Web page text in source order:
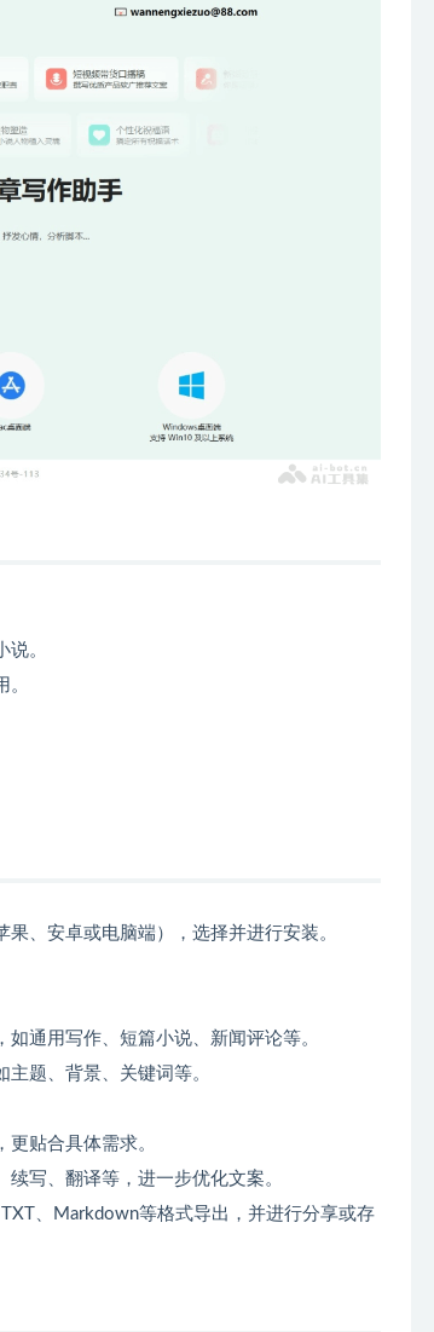
。
、安卓或电脑端），选择并进行安装。
通用写作、短篇小说、新闻评论等。
主题、背景、关键词等。
更贴合具体需求。
写、翻译等，进一步优化文案。
、Markdown等格式导出，并进行分享或存